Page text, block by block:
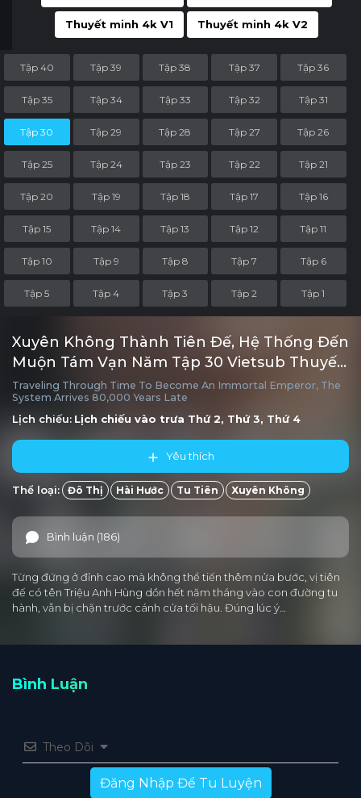
Thuyết minh 4k V1 Thuyết minh 4k V2
Tập 40 Tập 39 Tập 38 Tập 37 Tập 36
Tập 35 Tập 34 Tập 33 Tập 32 Tập 31
Tập 30 Tập 29 Tập 28 Tập 27 Tập 26
Tập 25 Tập 24 Tập 23 Tập 22 Tập 21
Tập 20 Tập 19 Tập 18 Tập 17 Tập 16
Tập 15 Tập 14 Tập 13 Tập 12 Tập 11
Tập 10 Tập 9 Tập 8 Tập 7 Tập 6
Tập 5 Tập 4 Tập 3 Tập 2 Tập 1
Xuyên Không Thành Tiên Đế, Hệ Thống Đến
Muộn Tám Vạn Năm Tập 30 Vietsub Thuyết
minh
Traveling Through Time To Become An Immortal Emperor, The
System Arrives 80,000 Years Late
Lịch chiếu: Lịch chiếu vào trưa Thứ 2, Thứ 3, Thứ 4
Yêu thích
Thể loại: Đô Thị Hài Hước Tu Tiên Xuyên Không
Bình luận (186)
Từng đứng ở đỉnh cao mà không thể tiến thêm nửa bước, vị tiên
đế có tên Triệu Anh Hùng dồn hết năm tháng vào con đường tu
hành, vẫn bị chặn trước cánh cửa tối hậu. Đúng lúc ý…
Bình Luận
Theo Dõi
Đăng Nhập Để Tu Luyện